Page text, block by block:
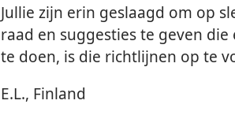
Jullie zijn erin geslaagd om op
raad en suggesties te geven
te doen, is die richtlijnen op te
E.L., Finland